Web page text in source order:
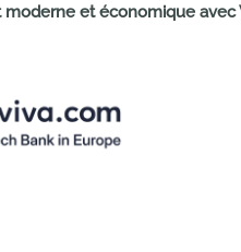
et économique avec